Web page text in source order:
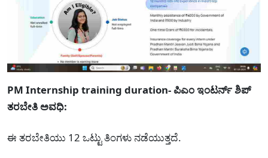
PM Internship training duration- ಪಿಎಂ ಇಂಟರ್ನ್‌ ಶಿಪ್
ತರಬೇತಿ ಅವಧಿ:
ಈ ತರಬೇತಿಯು 12 ಒಟ್ಟು ತಿಂಗಳು ನಡೆಯುತ್ತದೆ.